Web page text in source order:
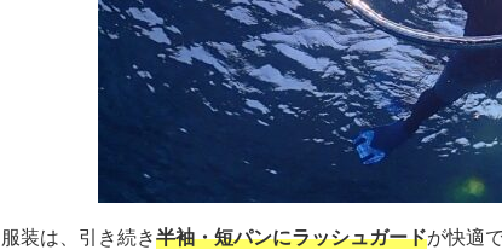
服装は、引き続き半袖・短パンにラッシュガードが快適で